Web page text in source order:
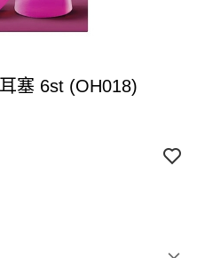
膠耳塞 6st (OH018)